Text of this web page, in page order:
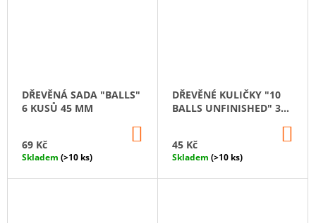
DŘEVĚNÁ SADA "BALLS"
6 KUSŮ 45 MM
69 Kč KOŠÍKU
Skladem (>10 ks)
DŘEVĚNÉ KULIČKY "10
BALLS UNFINISHED" 30
45 Kč
Skladem (>10 ks)